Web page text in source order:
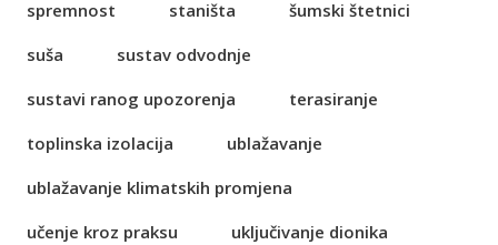
spremnost
staništa
šumski štetnici
suša
sustav odvodnje
sustavi ranog upozorenja
terasiranje
toplinska izolacija
ublažavanje
ublažavanje klimatskih promjena
učenje kroz praksu
uključivanje dionika